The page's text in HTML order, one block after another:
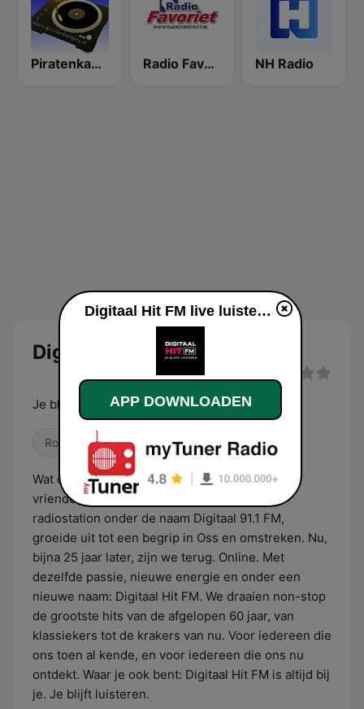
Piratenkanjers Radio Favoriet NH Radio
Digitaal Hit FM
Je blijft luisteren!
Rock Pop / Top 40
Wat ooit begon als een wilde droom van een
vriendengroep uit Berghem, een illegaal
radiostation onder de naam Digitaal 91.1 FM,
groeide uit tot een begrip in Oss en omstreken. Nu,
bijna 25 jaar later, zijn we terug. Online. Met
dezelfde passie, nieuwe energie en onder een
nieuwe naam: Digitaal Hit FM. We draaien non-stop
de grootste hits van de afgelopen 60 jaar, van
klassiekers tot de krakers van nu. Voor iedereen die
ons toen al kende, en voor iedereen die ons nu
ontdekt. Waar je ook bent: Digitaal Hit FM is altijd bij
je. Je blijft luisteren.
Digitaal Hit FM live luisteren
APP DOWNLOADEN